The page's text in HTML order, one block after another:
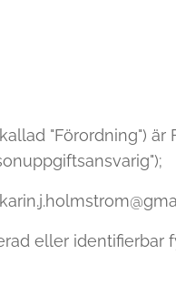
"Förordning") är
eller identifierbar